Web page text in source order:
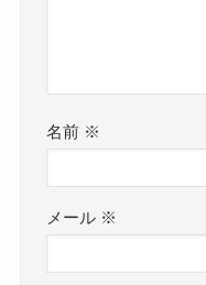
名前 ※
メール ※